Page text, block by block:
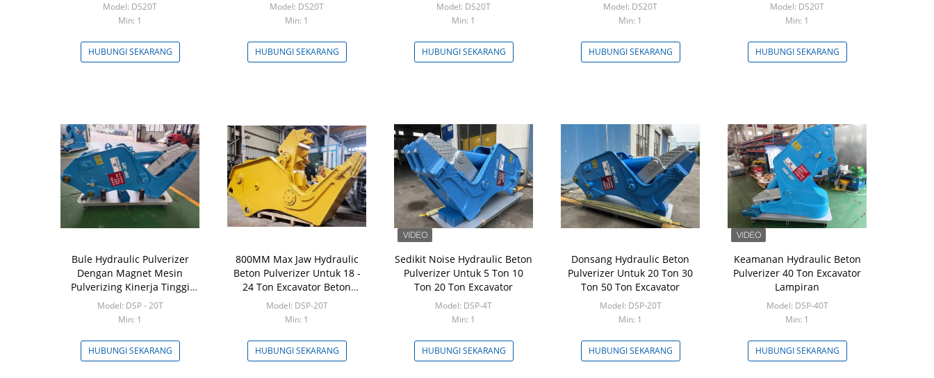
Model: DS20T
Min: 1
HUBUNGI SEKARANG
Model: DS20T
Min: 1
HUBUNGI SEKARANG
Model: DS20T
Min: 1
HUBUNGI SEKARANG
Model: DS20T
Min: 1
HUBUNGI SEKARANG
Model: DS20T
Min: 1
HUBUNGI SEKARANG
Bule Hydraulic Pulverizer
Dengan Magnet Mesin
Pulverizing Kinerja Tinggi
Untuk 20 Ton Excavator
Model: DSP - 20T
Min: 1
HUBUNGI SEKARANG
800MM Max Jaw Hydraulic
Beton Pulverizer Untuk 18 -
24 Ton Excavator Beton
Demolition
Model: DSP-20T
Min: 1
HUBUNGI SEKARANG
Sedikit Noise Hydraulic Beton
Pulverizer Untuk 5 Ton 10
Ton 20 Ton Excavator
Model: DSP-4T
Min: 1
HUBUNGI SEKARANG
Donsang Hydraulic Beton
Pulverizer Untuk 20 Ton 30
Ton 50 Ton Excavator
Model: DSP-20T
Min: 1
HUBUNGI SEKARANG
Keamanan Hydraulic Beton
Pulverizer 40 Ton Excavator
Lampiran
Model: DSP-40T
Min: 1
HUBUNGI SEKARANG